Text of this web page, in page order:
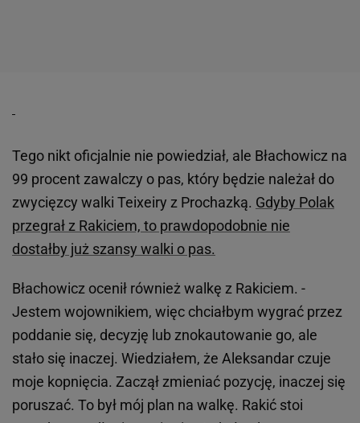
Tego nikt oficjalnie nie powiedział, ale Błachowicz na
99 procent zawalczy o pas, który będzie należał do
zwycięzcy walki Teixeiry z Prochazką. Gdyby Polak
przegrał z Rakiciem, to prawdopodobnie nie
dostałby już szansy walki o pas.
Błachowicz ocenił również walkę z Rakiciem. -
Jestem wojownikiem, więc chciałbym wygrać przez
poddanie się, decyzję lub znokautowanie go, ale
stało się inaczej. Wiedziałem, że Aleksandar czuje
moje kopnięcia. Zaczął zmieniać pozycję, inaczej się
poruszać. To był mój plan na walkę. Rakić stoi